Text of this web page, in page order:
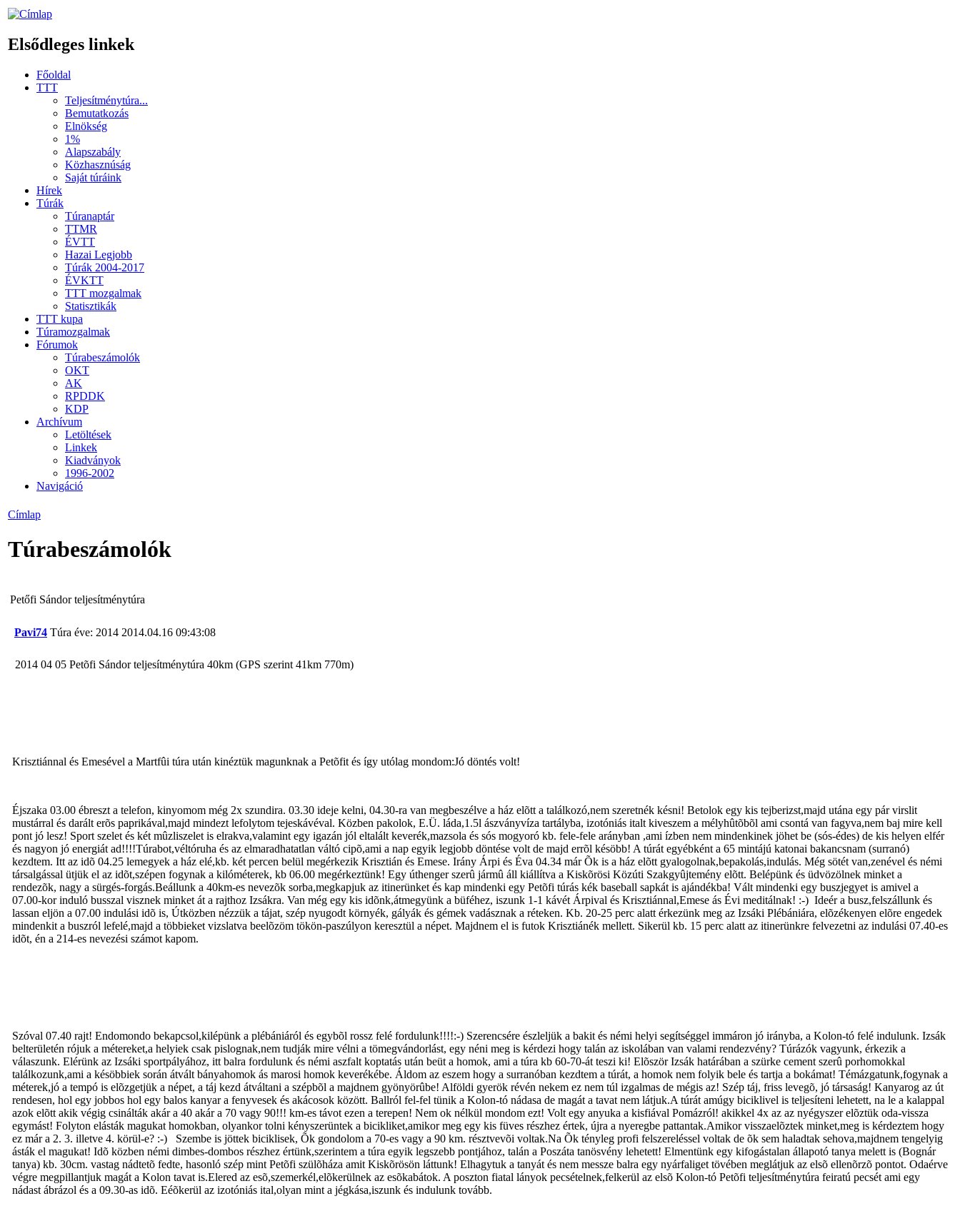
Elsődleges linkek
Főoldal
TTT
Teljesítménytúra...
Bemutatkozás
Elnökség
1%
Alapszabály
Közhasznúság
Saját túráink
Hírek
Túrák
Túranaptár
TTMR
ÉVTT
Hazai Legjobb
Túrák 2004-2017
ÉVKTT
TTT mozgalmak
Statisztikák
TTT kupa
Túramozgalmak
Fórumok
Túrabeszámolók
OKT
AK
RPDDK
KDP
Archívum
Letöltések
Linkek
Kiadványok
1996-2002
Navigáció
Címlap
Túrabeszámolók
Petőfi Sándor teljesítménytúra
Pavi74 Túra éve: 2014 2014.04.16 09:43:08
2014 04 05 Petõfi Sándor teljesítménytúra 40km (GPS szerint 41km 770m)
Krisztiánnal és Emesével a Martfûi túra után kinéztük magunknak a Petõfit és így utólag mondom:Jó döntés volt!
Éjszaka 03.00 ébreszt a telefon, kinyomom még 2x szundira. 03.30 ideje kelni, 04.30-ra van megbeszélve a ház elõtt a találkozó,nem szeretnék késni! Betolok egy kis tejberizst,majd utána egy pár virslit
mustárral és darált erõs paprikával,majd mindezt lefolytom tejeskávéval. Közben pakolok, E.Ü. láda,1.5l ászványvíza tartályba, izotóniás italt kiveszem a mélyhûtõbõl ami csontá van fagyva,nem baj mire kell
pont jó lesz! Sport szelet és két mûzliszelet is elrakva,valamint egy igazán jól eltalált keverék,mazsola és sós mogyoró kb. fele-fele arányban ,ami ízben nem mindenkinek jöhet be (sós-édes) de kis helyen elfér
és nagyon jó energiát ad!!!!Túrabot,véltóruha és az elmaradhatatlan váltó cipõ,ami a nap egyik legjobb döntése volt de majd errõl késöbb! A túrát egyébként a 65 mintájú katonai bakancsnam (surranó)
kezdtem. Itt az idõ 04.25 lemegyek a ház elé,kb. két percen belül megérkezik Krisztián és Emese. Irány Árpi és Éva 04.34 már Õk is a ház elõtt gyalogolnak,bepakolás,indulás. Még sötét van,zenével és némi
társalgással ütjük el az idõt,szépen fogynak a kilóméterek, kb 06.00 megérkeztünk! Egy úthenger szerû jármû áll kiállítva a Kiskõrösi Közúti Szakgyûjtemény elõtt. Belépünk és üdvözölnek minket a
rendezõk, nagy a sürgés-forgás.Beállunk a 40km-es nevezõk sorba,megkapjuk az itinerünket és kap mindenki egy Petõfi túrás kék baseball sapkát is ajándékba! Vált mindenki egy buszjegyet is amivel a
07.00-kor induló busszal visznek minket át a rajthoz Izsákra. Van még egy kis idõnk,átmegyünk a büféhez, iszunk 1-1 kávét Árpival és Krisztiánnal,Emese ás Évi meditálnak! :-) Ideér a busz,felszállunk és
lassan eljön a 07.00 indulási idõ is, Útközben nézzük a tájat, szép nyugodt környék, gályák és gémek vadásznak a réteken. Kb. 20-25 perc alatt érkezünk meg az Izsáki Plébániára, elõzékenyen elõre engedek
mindenkit a buszról lefelé,majd a többieket vizslatva beelõzöm tökön-paszúlyon keresztül a népet. Majdnem el is futok Krisztiánék mellett. Sikerül kb. 15 perc alatt az itinerünkre felvezetni az indulási 07.40-es
idõt, én a 214-es nevezési számot kapom.
Szóval 07.40 rajt! Endomondo bekapcsol,kilépünk a plébániáról és egybõl rossz felé fordulunk!!!!:-) Szerencsére észleljük a bakit és némi helyi segítséggel immáron jó irányba, a Kolon-tó felé indulunk. Izsák
belterületén rójuk a métereket,a helyiek csak pislognak,nem tudják mire vélni a tömegvándorlást, egy néni meg is kérdezi hogy talán az iskolában van valami rendezvény? Túrázók vagyunk, érkezik a
válaszunk. Elérünk az Izsáki sportpályához, itt balra fordulunk és némi aszfalt koptatás után beüt a homok, ami a túra kb 60-70-át teszi ki! Elõször Izsák határában a szürke cement szerû porhomokkal
találkozunk,ami a késöbbiek során átvált bányahomok ás marosi homok keverékébe. Áldom az eszem hogy a surranóban kezdtem a túrát, a homok nem folyik bele és tartja a bokámat! Témázgatunk,fogynak a
méterek,jó a tempó is elõzgetjük a népet, a táj kezd átváltani a szépbõl a majdnem gyönyörûbe! Alföldi gyerök révén nekem ez nem túl izgalmas de mégis az! Szép táj, friss levegõ, jó társaság! Kanyarog az út
rendesen, hol egy jobbos hol egy balos kanyar a fenyvesek és akácosok között. Ballról fel-fel tünik a Kolon-tó nádasa de magát a tavat nem látjuk.A túrát amúgy biciklivel is teljesíteni lehetett, na le a kalappal
azok elõtt akik végig csinálták akár a 40 akár a 70 vagy 90!!! km-es távot ezen a terepen! Nem ok nélkül mondom ezt! Volt egy anyuka a kisfiával Pomázról! akikkel 4x az az nyégyszer elõztük oda-vissza
egymást! Folyton elásták magukat homokban, olyankor tolni kényszerüntek a bicikliket,amikor meg egy kis füves részhez értek, újra a nyeregbe pattantak.Amikor visszaelõztek minket,meg is kérdeztem hogy
ez már a 2. 3. illetve 4. körül-e? :-) Szembe is jöttek biciklisek, Õk gondolom a 70-es vagy a 90 km. résztvevõi voltak.Na Õk tényleg profi felszereléssel voltak de õk sem haladtak sehova,majdnem tengelyig
ásták el magukat! Idõ közben némi dimbes-dombos részhez értünk,szerintem a túra egyik legszebb pontjához, talán a Poszáta tanösvény lehetett! Elmentünk egy kifogástalan állapotó tanya melett is (Bognár
tanya) kb. 30cm. vastag nádtetõ fedte, hasonló szép mint Petõfi szülõháza amit Kiskõrösön láttunk! Elhagytuk a tanyát és nem messze balra egy nyárfaliget tövében meglátjuk az elsõ ellenõrzõ pontot. Odaérve
végre megpillantjuk magát a Kolon tavat is.Elered az esõ,szemerkél,elõkerülnek az esõkabátok. A poszton fiatal lányok pecsételnek,felkerül az elsõ Kolon-tó Petõfi teljesítménytúra feiratú pecsét ami egy
nádast ábrázol és a 09.30-as idõ. Eéõkerül az izotóniás ital,olyan mint a jégkása,iszunk és indulunk tovább.